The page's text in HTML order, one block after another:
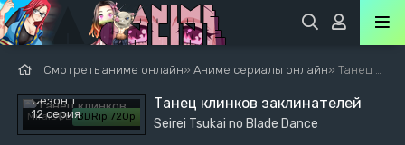
Смотреть аниме онлайн» Аниме сериалы онлайн» Танец клинков заклинателей
MiraiDUB BDRip 720p
Сезон 1
12 серия
Танец клинков заклинателей
Seirei Tsukai no Blade Dance